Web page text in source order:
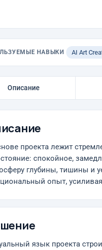
НАВЫКИ AI Art
Описание
проекта лежит
спокойное,
глубины, тишины и
опыт,
язык проекта